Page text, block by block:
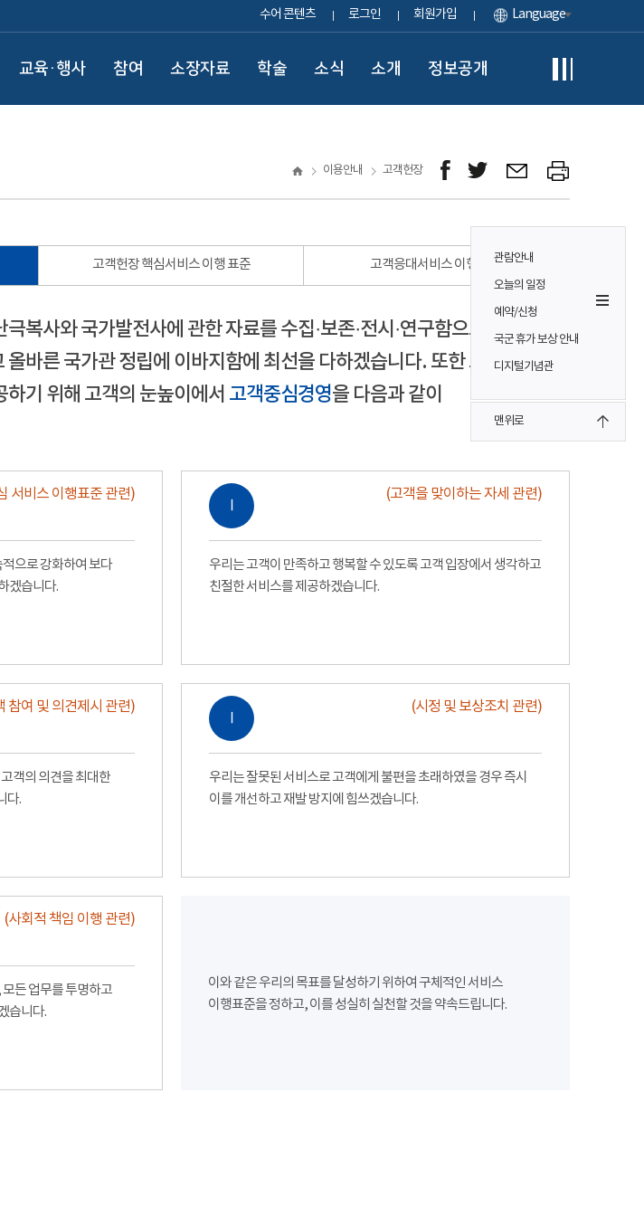
수어 콘텐츠 로그인 회원가입 Language
교육·행사 참여 소장자료 학술 소식 소개 정보공개
관람안내
오늘의 일정
예약/신청
국군 휴가 보상 안내
디지털기념관
맨위로
이용안내 고객헌장
고객헌장 핵심서비스 이행 표준 고객응대서비스 이행 표준
복사와 국가발전사에 관한 자료를 수집·보존·전시·연구함으로써
바른 국가관 정립에 이바지함에 최선을 다하겠습니다. 또한 모든
기 위해 고객의 눈높이에서 고객중심경영을 다음과 같이
서비스 이행표준 관련)
으로 강화하여 보다
겠습니다.
Ⅰ
(고객을 맞이하는 자세 관련)
우리는 고객이 만족하고 행복할 수 있도록 고객 입장에서 생각하고
친절한 서비스를 제공하겠습니다.
참여 및 의견제시 관련)
객의 의견을 최대한
다.
Ⅰ
(시정 및 보상조치 관련)
우리는 잘못된 서비스로 고객에게 불편을 초래하였을 경우 즉시
이를 개선하고 재발 방지에 힘쓰겠습니다.
(사회적 책임 이행 관련)
든 업무를 투명하고
습니다.
이와 같은 우리의 목표를 달성하기 위하여 구체적인 서비스
이행표준을 정하고, 이를 성실히 실천할 것을 약속드립니다.